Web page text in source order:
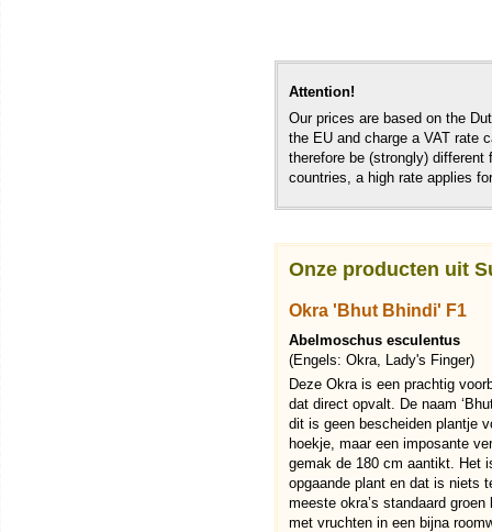
Attention!
Our prices are based on the
the EU and charge a VAT rate
therefore be (strongly)
countries, a high rate applies
Onze producten uit
Okra 'Bhut Bhindi' F1
Abelmoschus esculentus
(Engels: Okra, Lady's Finger)
Deze Okra is een prachtig
dat direct opvalt. De naam
dit is geen bescheiden plantje
hoekje, maar een imposante
gemak de 180 cm aantikt. Het
opgaande plant en dat is niets
meeste okra’s standaard
met vruchten in een bijna